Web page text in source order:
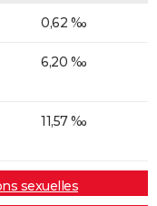
0,62 ‰
6,20 ‰
11,57 ‰
sexuelles